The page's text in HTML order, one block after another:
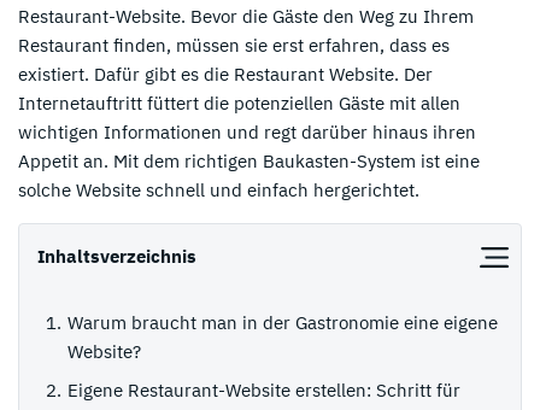
Restaurant-Website. Bevor die Gäste den Weg zu Ihrem
Restaurant finden, müssen sie erst erfahren, dass es
existiert. Dafür gibt es die Restaurant Website. Der
Internetauftritt füttert die potenziellen Gäste mit allen
wichtigen Informationen und regt darüber hinaus ihren
Appetit an. Mit dem richtigen Baukasten-System ist eine
solche Website schnell und einfach hergerichtet.
Inhaltsverzeichnis
Warum braucht man in der Gastronomie eine eigene
Website?
Eigene Restaurant-Website erstellen: Schritt für